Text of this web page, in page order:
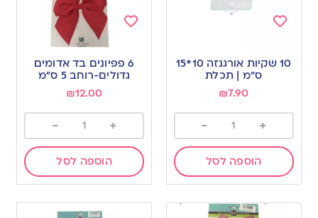
to
wishlist
10 שקיות אורגנזה 10*15
ס”מ | תכלת
₪7.90
+
-
הוספה לסל
wishlist
6 פפיונים בד אדומים
גדולים-רוחב 5 ס”מ
₪12.00
+
-
הוספה לסל